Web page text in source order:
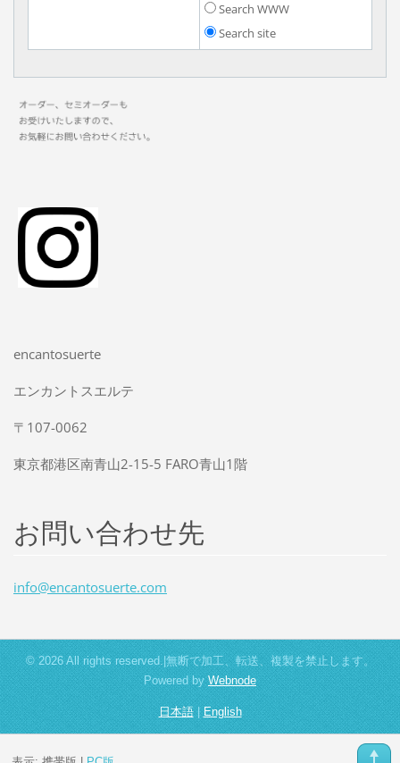
Search WWW
Search site
encantosuerte
エンカントスエルテ
〒107-0062
東京都港区南青山2-15-5 FARO青山1階
お問い合わせ先
info@encantosuerte.com
© 2026 All rights reserved.|無断で加工、転送、複製を禁止します。
Powered byWebnode
日本語|English